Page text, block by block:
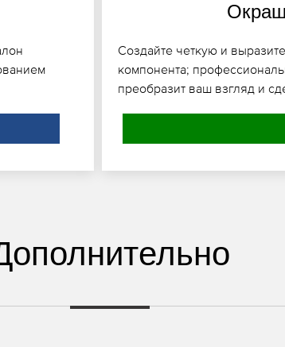
Создайте четкую и
компонента;
преобразит ваш взгляд и